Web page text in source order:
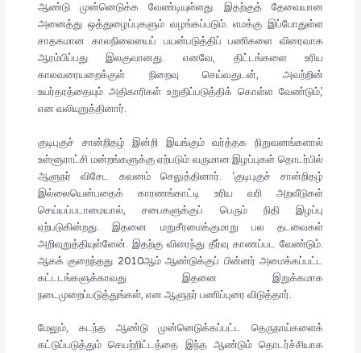
ஆண்டு முன்னெடுக்க வேண்டியுள்ளது. இதற்குத் தேவையான
அனைத்து ஒத்துழைப்புகளும் வழங்கப்படும். எமக்கு இப்போதுள்ள
சாதகமான காலநிலையைப் பயன்படுத்திப் பணிகளை விரைவாக
ஆரம்பிப்பது இலகுவானது. எனவே, திட்டங்களை உரிய
காலவரையறைக்குள் நிறைவு செய்வதுடன், அவற்றின்
உயர்தரத்தையும் அதிகாரிகள் உறுதிப்படுத்திக் கொள்ள வேண்டும்,’
என வலியுறுத்தினார்.
குடிபுகுச் சான்றிதழ் இன்றி இயங்கும் வர்த்தக நிறுவனங்களால்
உள்ளூராட்சி மன்றங்களுக்கு ஏற்படும் வருமான இழப்புகள் தொடர்பில்
ஆளுநர் விசேட கவனம் செலுத்தினார். ‘குடிபுகுச் சான்றிதழ்
இல்லையென்பதைக் காரணங்காட்டி உரிய வரி அறவீடுகள்
செய்யப்படாமையால், சபைகளுக்குப் பெரும் நிதி இழப்பு
ஏற்படுகின்றது. இதனை மறுசீரமைக்குமாறு பல தடவைகள்
அறிவுறுத்தியுள்ளேன். இதற்கு விரைந்து தீர்வு காணப்பட வேண்டும்.
ஆகக் குறைந்தது 2010ஆம் ஆண்டுக்குப் பின்னர் அமைக்கப்பட்ட
கட்டடங்களுக்காவது இதனை இறுக்கமாக
நடைமுறைப்படுத்துங்கள், என ஆளுநர் பணிப்புரை விடுத்தார்.
மேலும், கடந்த ஆண்டு முன்னெடுக்கப்பட்ட தெருநாய்களைக்
கட்டுப்படுத்தும் செயற்றிட்டத்தை இந்த ஆண்டும் தொடர்ச்சியாக